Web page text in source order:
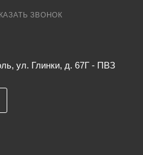
ЗВОНОК
ул. Глинки, д. 67Г - ПВЗ